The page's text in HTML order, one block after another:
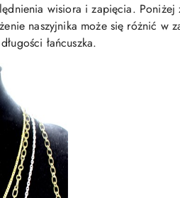
wisiora i zapięcia.
naszyjnika może się różnić w
łańcuszka.